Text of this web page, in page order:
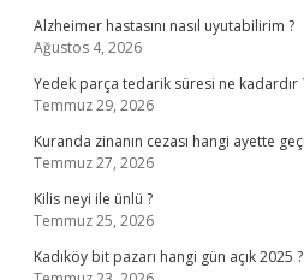
Alzheimer hastasını nasıl uyutabilirim ?
Ağustos 4, 2026
Yedek parça tedarik süresi ne kadardır
Temmuz 29, 2026
Kuranda zinanın cezası hangi ayette
Temmuz 27, 2026
Kilis neyi ile ünlü ?
Temmuz 25, 2026
Kadıköy bit pazarı hangi gün açık 2025 ?